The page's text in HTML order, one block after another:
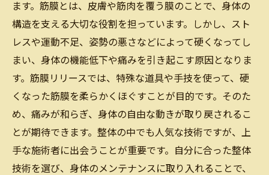
ます。筋膜とは、皮膚や筋肉を覆う膜のことで、身体の
構造を支える大切な役割を担っています。しかし、スト
レスや運動不足、姿勢の悪さなどによって硬くなってし
まい、身体の機能低下や痛みを引き起こす原因となりま
す。筋膜リリースでは、特殊な道具や手技を使って、硬
くなった筋膜を柔らかくほぐすことが目的です。そのた
め、痛みが和らぎ、身体の自由な動きが取り戻されるこ
とが期待できます。整体の中でも人気な技術ですが、上
手な施術者に出会うことが重要です。自分に合った整体
技術を選び、身体のメンテナンスに取り入れることで、